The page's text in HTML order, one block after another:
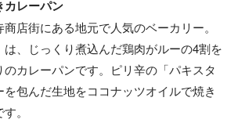
カレーパン
店街にある地元で人気のベーカリー。
は、じっくり煮込んだ鶏肉がルーの4割を
カレーパンです。ピリ辛の「パキスタ
包んだ生地をココナッツオイルで焼き
。